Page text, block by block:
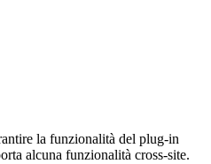
la funzionalità del plug-in
alcuna funzionalità cross-site.